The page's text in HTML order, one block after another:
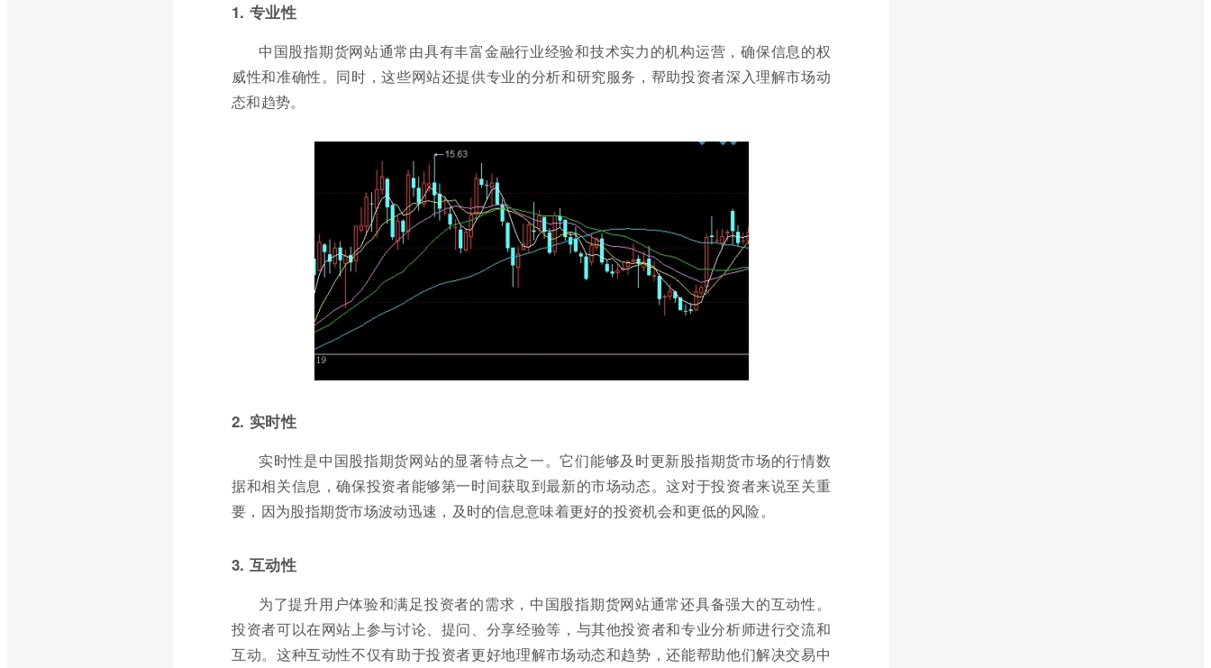
1. 专业性
中国股指期货网站通常由具有丰富金融行业经验和技术实力的机构运营，确保信息的权
威性和准确性。同时，这些网站还提供专业的分析和研究服务，帮助投资者深入理解市场动
态和趋势。
2. 实时性
实时性是中国股指期货网站的显著特点之一。它们能够及时更新股指期货市场的行情数
据和相关信息，确保投资者能够第一时间获取到最新的市场动态。这对于投资者来说至关重
要，因为股指期货市场波动迅速，及时的信息意味着更好的投资机会和更低的风险。
3. 互动性
为了提升用户体验和满足投资者的需求，中国股指期货网站通常还具备强大的互动性。
投资者可以在网站上参与讨论、提问、分享经验等，与其他投资者和专业分析师进行交流和
互动。这种互动性不仅有助于投资者更好地理解市场动态和趋势，还能帮助他们解决交易中